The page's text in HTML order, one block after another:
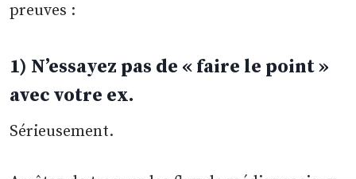
preuves :
1) N’essayez pas de « faire le point »
avec votre ex.
Sérieusement.